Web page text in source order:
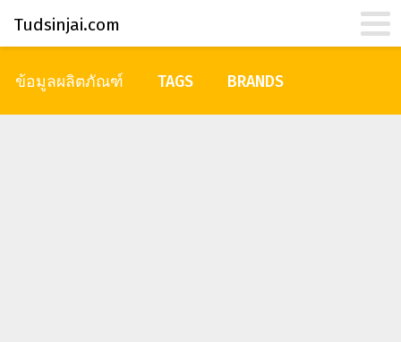
Tudsinjai.com
ข้อมูลผลิตภัณฑ์ TAGS BRANDS